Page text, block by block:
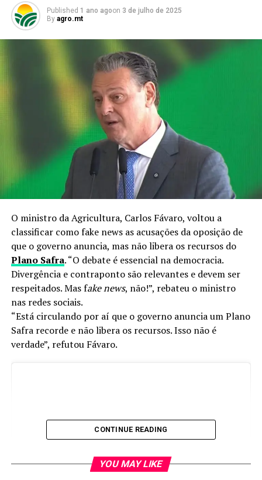
Published 1 ano agoon 3 de julho de 2025
By agro.mt
O ministro da Agricultura, Carlos Fávaro, voltou a
classificar como fake news as acusações da oposição de
que o governo anuncia, mas não libera os recursos do
Plano Safra. “O debate é essencial na democracia.
Divergência e contraponto são relevantes e devem ser
respeitados. Mas fake news, não!”, rebateu o ministro
nas redes sociais.
“Está circulando por aí que o governo anuncia um Plano
Safra recorde e não libera os recursos. Isso não é
verdade”, refutou Fávaro.
CONTINUE READING
YOU MAY LIKE